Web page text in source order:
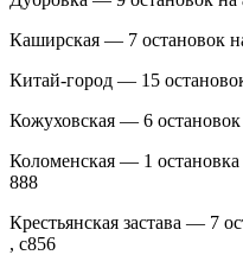
Каширская — 7 остановок
Китай-город — 15
Кожуховская — 6 остановок
Коломенская — 1 остановка
888
Крестьянская застава — 7
, с856